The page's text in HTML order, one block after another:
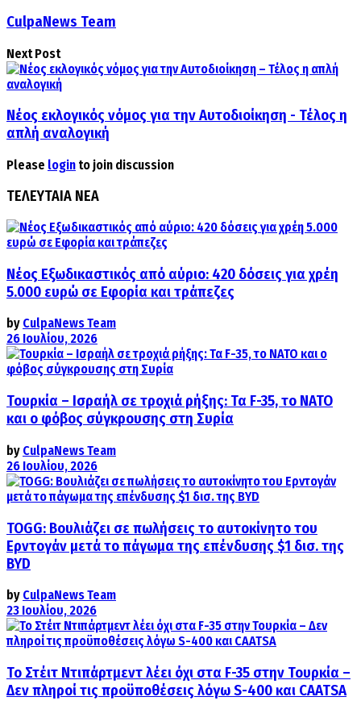
CulpaNews Team
Next Post
Νέος εκλογικός νόμος για την Αυτοδιοίκηση - Τέλος η
απλή αναλογική
Please login to join discussion
ΤΕΛΕΥΤΑΙΑ ΝΕΑ
Νέος Εξωδικαστικός από αύριο: 420 δόσεις για χρέη
5.000 ευρώ σε Εφορία και τράπεζες
by CulpaNews Team
26 Ιουλίου, 2026
Τουρκία – Ισραήλ σε τροχιά ρήξης: Τα F-35, το ΝΑΤΟ
και ο φόβος σύγκρουσης στη Συρία
by CulpaNews Team
26 Ιουλίου, 2026
TOGG: Βουλιάζει σε πωλήσεις το αυτοκίνητο του
Ερντογάν μετά το πάγωμα της επένδυσης $1 δισ. της
BYD
by CulpaNews Team
23 Ιουλίου, 2026
Το Στέιτ Ντιπάρτμεντ λέει όχι στα F-35 στην Τουρκία –
Δεν πληροί τις προϋποθέσεις λόγω S-400 και CAATSA